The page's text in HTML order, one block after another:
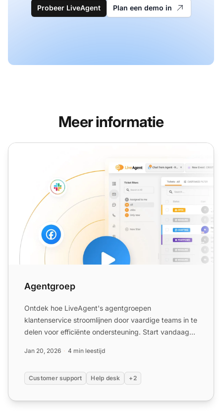
Probeer LiveAgent Plan een demo in
Meer informatie
Agentgroep
Agentgroep
Ontdek hoe LiveAgent's agentgroepen
klantenservice stroomlijnen door vaardige teams in te
delen voor efficiënte ondersteuning. Start vandaag
Jan 20, 2026 4 min leestijd
Customer support Help desk +2